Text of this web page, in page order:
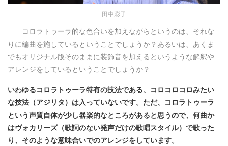
田中彩子
――コロラトゥーラ的な色合いを加えながらというのは、それな
りに編曲を施しているということでしょうか？あるいは、あくま
でもオリジナル版そのままに装飾音を加えるというような解釈や
アレンジをしているということでしょうか？
いわゆるコロラトゥーラ特有の技法である、コロコロコロみたい
な技法（アジリタ）は入っていないです。ただ、コロラトゥーラ
という声質自体が少し器楽的なところがあると思うので、何曲か
はヴォカリーズ（歌詞のない発声だけの歌唱スタイル）で歌った
り、そのような意味合いでのアレンジをしています。